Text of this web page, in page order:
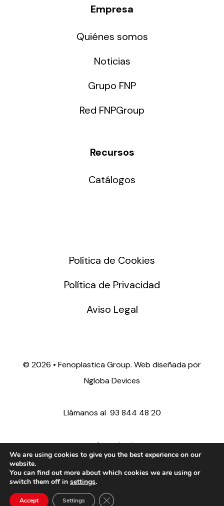
Empresa
Quiénes somos
Noticias
Grupo FNP
Red FNPGroup
Recursos
Catálogos
Política de Cookies
Política de Privacidad
Aviso Legal
© 2026 • Fenoplastica Group. Web diseñada por
Ngloba Devices
Llámanos al 93 844 48 20
ventas@fenoplastica.com
export@fenoplastica.com
We are using cookies to give you the best experience on our
website.
You can find out more about which cookies we are using or
switch them off in settings.
Accept Settings Close GDPR Cookie Banner